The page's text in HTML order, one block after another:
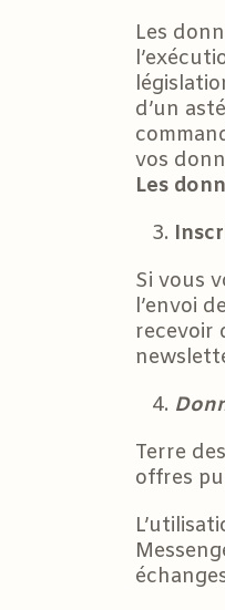
Les
d’un
vos
Les
Si vous
l’envoi
recevoir
Terre
offres